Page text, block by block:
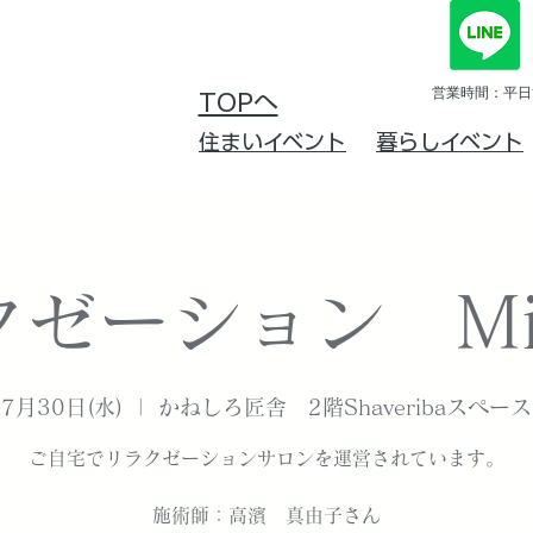
TOPへ 営業時間：平日
住まいイベント 暮らしイベント
ゼーション
7月30日(水) かねしろ匠舎 2階Shaveribaスペース
ご自宅でリラクゼーションサロンを運営されています。
施術師：高濱 真由子さん